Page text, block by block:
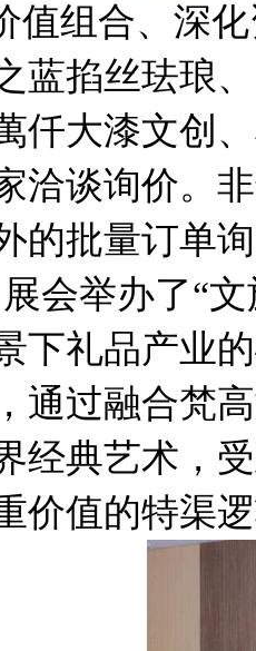
组合、深化
蓝掐丝珐琅
仟大漆文创
洽谈询价。
的批量订单
举办了“文
下礼品产业
通过融合梵
经典艺术，
价值的特渠